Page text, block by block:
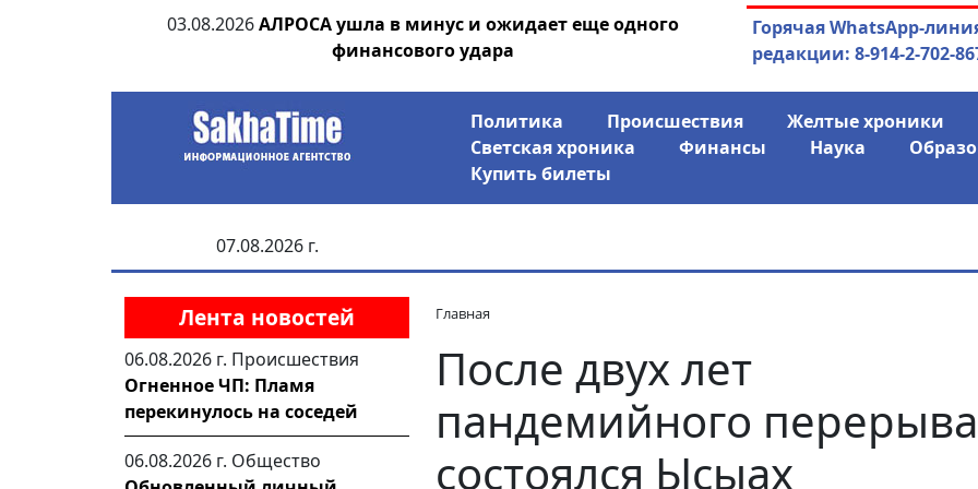
03.08.2026 АЛРОСА ушла в минус и ожидает еще одного
финансового удара
04.08.2026Маринычев у
Горячая WhatsApp-
редакции: 8-914-2-702-
Политика Происшествия Желтые хроники
Светская хроника
Финансы Наука
Купить билеты
07.08.2026 г.
Лента новостей
06.08.2026 г. Происшествия
Огненное ЧП: Пламя
перекинулось на соседей
06.08.2026 г. Общество
Главная
После двух лет
пандемийного перерыва
состоялся Ысыах